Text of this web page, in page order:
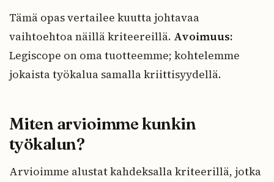
Tämä opas vertailee kuutta johtavaa
vaihtoehtoa näillä kriteereillä. Avoimuus:
Legiscope on oma tuotteemme; kohtelemme
jokaista työkalua samalla kriittisyydellä.
Miten arvioimme kunkin
työkalun?
Arvioimme alustat kahdeksalla kriteerillä, jotka